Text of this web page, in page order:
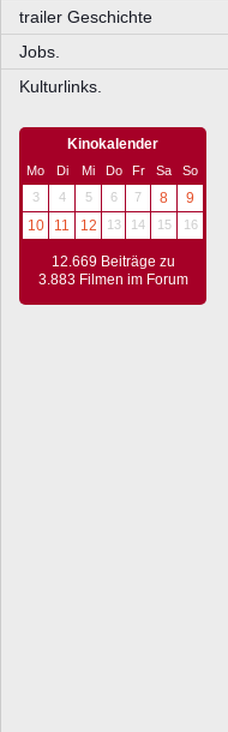
trailer Geschichte
Jobs.
Kulturlinks.
Kinokalender
Mo Di Mi Do Fr Sa
So
3
4 5 6 7 8
9
10
11 12 13 14 15 16
12.669 Beiträge zu
3.883 Filmen im Forum